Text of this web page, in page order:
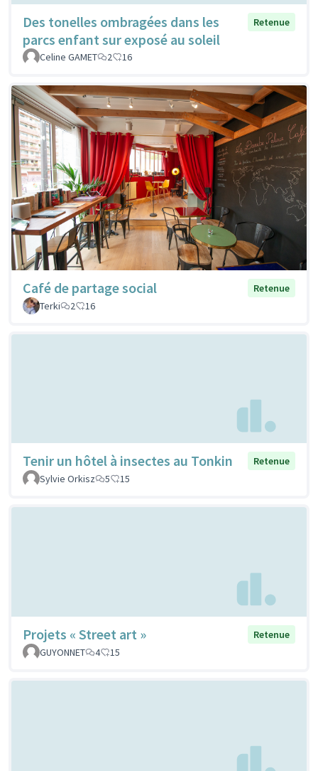
Des tonelles ombragées dans les
parcs enfant sur exposé au soleil
Retenue
Celine GAMET 2 16
Café de partage social
Retenue
Terki
2 16
Tenir un hôtel à insectes au Tonkin
Retenue
Sylvie Orkisz
5 15
Projets « Street art »
Retenue
GUYONNET
4 15